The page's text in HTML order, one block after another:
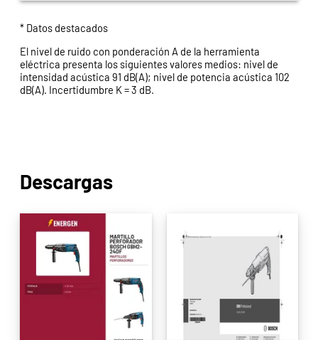
* Datos destacados
El nivel de ruido con ponderación A de la herramienta
eléctrica presenta los siguientes valores medios: nivel de
intensidad acústica 91 dB(A); nivel de potencia acústica 102
dB(A). Incertidumbre K = 3 dB.
Descargas